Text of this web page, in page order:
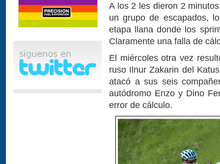
A los 2 les dieron 2
un grupo de escapados,
etapa llana donde los
Claramente una falla de
El miércoles otra vez
ruso Ilnur Zakarin del
atacó a sus seis
autódromo Enzo y Dino
error de cálculo.